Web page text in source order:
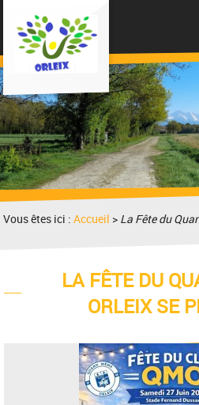
Vous êtes ici :Accueil > La Fête du
LA FÊTE DU
ORLEIX SE